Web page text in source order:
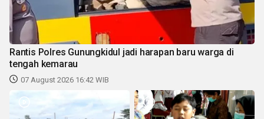
Rantis Polres Gunungkidul jadi harapan baru warga di
tengah kemarau
07 August 2026 16:42 WIB